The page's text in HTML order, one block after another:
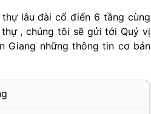
lâu đài cổ điển 6 tầng cùng
, chúng tôi sẽ gửi tới Quý vị
Giang những thông tin cơ bản